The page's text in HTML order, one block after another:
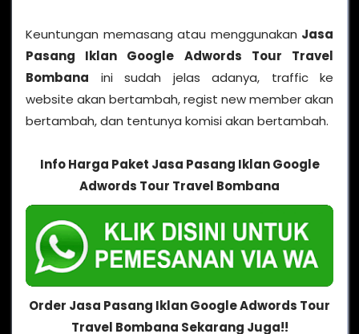
Keuntungan memasang atau menggunakan Jasa
Pasang Iklan Google Adwords Tour Travel
Bombana ini sudah jelas adanya, traffic ke
website akan bertambah, regist new member akan
bertambah, dan tentunya komisi akan bertambah.
Info Harga Paket Jasa Pasang Iklan Google
Adwords Tour Travel Bombana
Order Jasa Pasang Iklan Google Adwords Tour
Travel Bombana Sekarang Juga!!